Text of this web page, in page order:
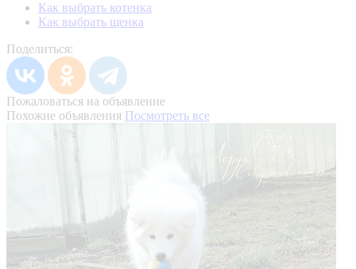
Как выбрать котенка
Как выбрать щенка
Поделиться:
Пожаловаться на объявление
Похожие объявления Посмотреть все